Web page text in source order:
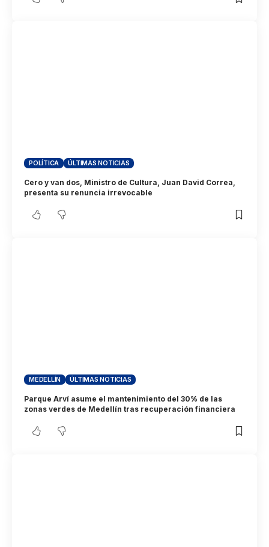
POLÍTICA ÚLTIMAS NOTICIAS
Cero y van dos, Ministro de Cultura, Juan David Correa,
presenta su renuncia irrevocable
MEDELLÍN ÚLTIMAS NOTICIAS
Parque Arví asume el mantenimiento del 30% de las
zonas verdes de Medellín tras recuperación financiera